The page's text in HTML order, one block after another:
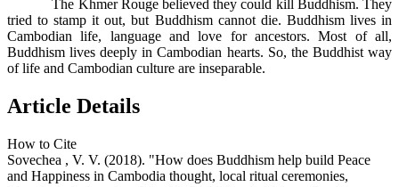
The Khmer Rouge believed they could kill Buddhism. They
tried to stamp it out, but Buddhism cannot die. Buddhism lives in
Cambodian life, language and love for ancestors. Most of all,
Buddhism lives deeply in Cambodian hearts. So, the Buddhist way
of life and Cambodian culture are inseparable.
Article Details
How to Cite
Sovechea , V. V. (2018). "How does Buddhism help build Peace
and Happiness in Cambodia thought, local ritual ceremonies,